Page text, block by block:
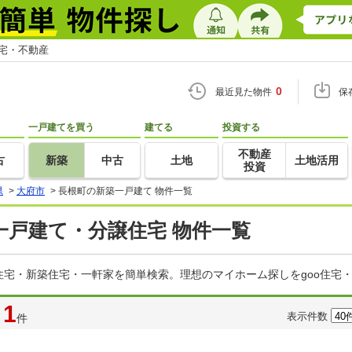
・不動産
最近見た物件 0 保
一戸建てを買う
新築 中古
建てる
土地
投資する
不動産
投資
土地活用
> 大府市 > 長根町の新築一戸建て 物件一覧
戸建て・分譲住宅 物件一覧
・新築住宅・一軒家を簡単検索。理想のマイホーム探しをgoo住宅
1件 表示件数